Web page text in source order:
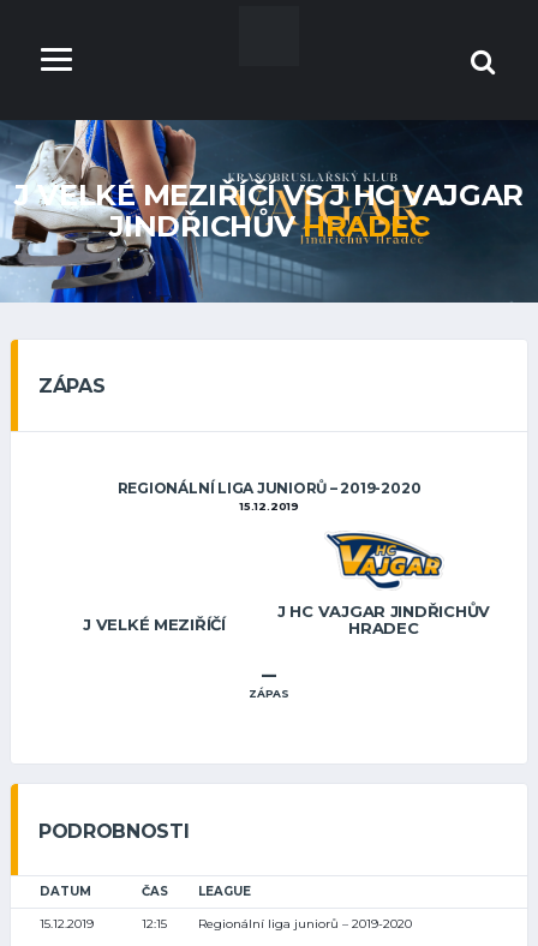
J VELKÉ MEZIŘÍČÍ VS J HC VAJGAR
JINDŘICHŮVHRADEC
ZÁPAS
REGIONÁLNÍ LIGA JUNIORŮ – 2019-2020
15.12.2019
J VELKÉ MEZIŘÍČÍ
J HC VAJGAR JINDŘICHŮV
HRADEC
–
ZÁPAS
PODROBNOSTI
DATUM ČAS LEAGUE
15.12.2019 12:15 Regionální liga juniorů – 2019-2020